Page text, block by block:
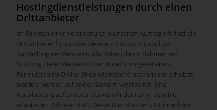
Hostingdienstleistungen durch einen
Drittanbieter
lm Rahmen einer Verarbeitung in unserem Auftrag erbringt ein
Drittanbieter für uns die Dienste zum Hosting und zur
Darstellung der Webseite. Alle Daten, die im Rahmen der
Nutzung dieser Webseite oder in dafür vorgesehenen
Formularen im Online-Shop wie folgend beschrieben erhoben
werden, werden auf seinen Servern verarbeitet. Eine
Verarbeitung auf anderen Servern ﬁndet nur in dem hier
erläuterten Rahmen statt. Dieser Dienstleister sitzt innerhalb